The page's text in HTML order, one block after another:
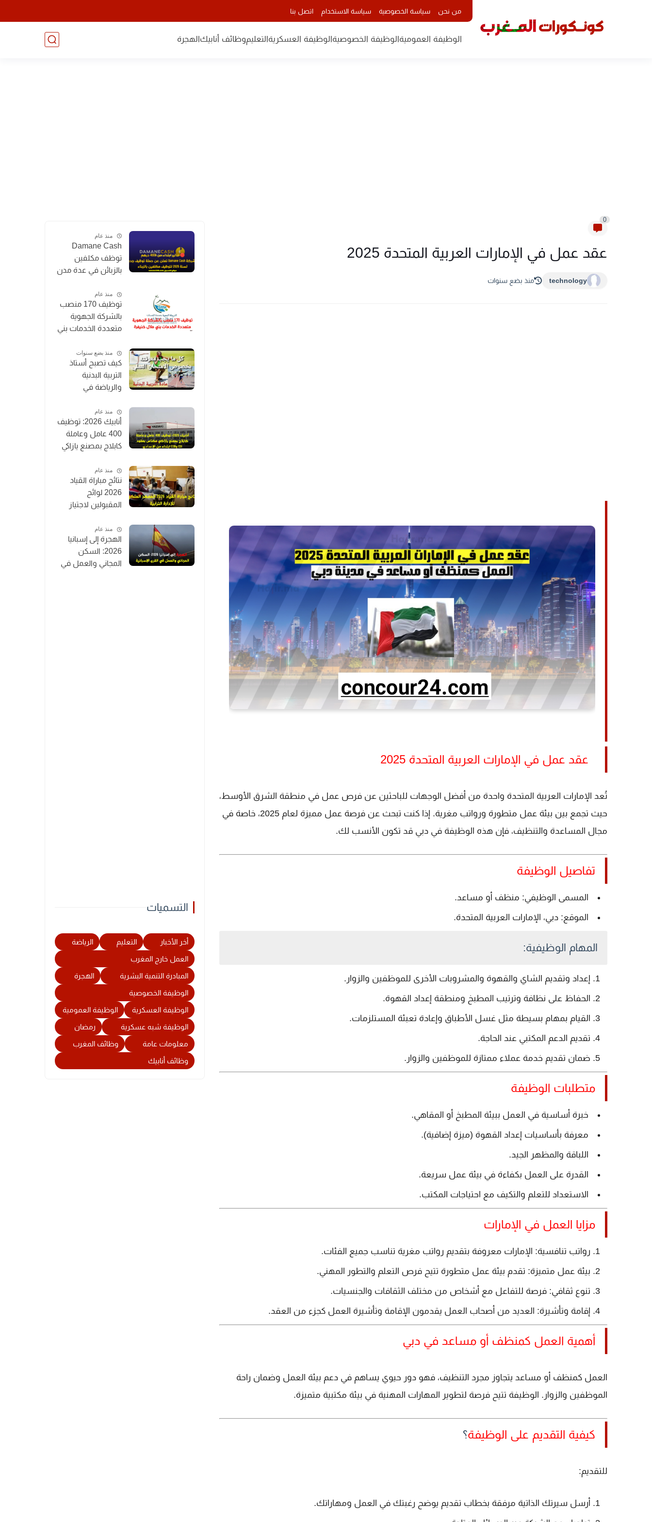
من نحن سياسة الخصوصية سياسة الاستخدام اتصل بنا
الوظيفة العموميةالوظيفة الخصوصيةالوظيفة العسكريةالتعليموظائف أنابيكالهجرة
0
عقد عمل في الإمارات العربية المتحدة 2025
technology منذ بضع سنوات
عقد عمل في الإمارات العربية المتحدة 2025
تُعد الإمارات العربية المتحدة واحدة من أفضل الوجهات للباحثين عن فرص عمل في منطقة الشرق الأوسط،
حيث تجمع بين بيئة عمل متطورة ورواتب مغرية. إذا كنت تبحث عن فرصة عمل مميزة لعام 2025، خاصة في
مجال المساعدة والتنظيف، فإن هذه الوظيفة في دبي قد تكون الأنسب لك.
تفاصيل الوظيفة
المسمى الوظيفي: منظف أو مساعد.
الموقع: دبي، الإمارات العربية المتحدة.
المهام الوظيفية:
إعداد وتقديم الشاي والقهوة والمشروبات الأخرى للموظفين والزوار.
الحفاظ على نظافة وترتيب المطبخ ومنطقة إعداد القهوة.
القيام بمهام بسيطة مثل غسل الأطباق وإعادة تعبئة المستلزمات.
تقديم الدعم المكتبي عند الحاجة.
ضمان تقديم خدمة عملاء ممتازة للموظفين والزوار.
متطلبات الوظيفة
خبرة أساسية في العمل ببيئة المطبخ أو المقاهي.
معرفة بأساسيات إعداد القهوة (ميزة إضافية).
اللباقة والمظهر الجيد.
القدرة على العمل بكفاءة في بيئة عمل سريعة.
الاستعداد للتعلم والتكيف مع احتياجات المكتب.
مزايا العمل في الإمارات
رواتب تنافسية: الإمارات معروفة بتقديم رواتب مغرية تناسب جميع الفئات.
بيئة عمل متميزة: تقدم بيئة عمل متطورة تتيح فرص التعلم والتطور المهني.
تنوع ثقافي: فرصة للتفاعل مع أشخاص من مختلف الثقافات والجنسيات.
إقامة وتأشيرة: العديد من أصحاب العمل يقدمون الإقامة وتأشيرة العمل كجزء من العقد.
أهمية العمل كمنظف أو مساعد في دبي
العمل كمنظف أو مساعد يتجاوز مجرد التنظيف، فهو دور حيوي يساهم في دعم بيئة العمل وضمان راحة
الموظفين والزوار. الوظيفة تتيح فرصة لتطوير المهارات المهنية في بيئة مكتبية متميزة.
كيفية التقديم على الوظيفة؟
للتقديم:
أرسل سيرتك الذاتية مرفقة بخطاب تقديم يوضح رغبتك في العمل ومهاراتك.
منذ عام
Damane Cash
توظف مكلفين
بالزبائن في عدة مدن
(Chargé de
Clientèle)
منذ عام
توظيف 170 منصب
بالشركة الجهوية
متعددة الخدمات بني
منذ بضع سنوات
كيف تصبح أستاذ
التربية البدنية
والرياضة في
منذ عام
أنابيك 2026: توظيف
400 عامل وعاملة
كابلاج بمصنع يازاكي
وCDD ابتداءً من
الإعدادي
منذ عام
نتائج مباراة القياد
2026 لوائح
المقبولين لاجتياز
قائد متدرب)
منذ عام
الهجرة إلى إسبانيا
2026: السكن
المجاني والعمل في
التسميات
أخر الأخبار التعليم الرياضة
العمل خارج المغرب
المبادرة التنمية البشرية الهجرة
الوظيفة الخصوصية
الوظيفة العسكرية الوظيفة العمومية
الوظيفة شبه عسكرية رمضان
معلومات عامة وظائف المغرب
وظائف أنابيك